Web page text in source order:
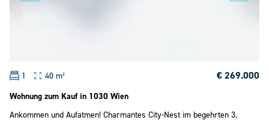
1 40 m² € 269.000
Wohnung zum Kauf in 1030 Wien
Ankommen und Aufatmen! Charmantes City-Nest im begehrten 3.